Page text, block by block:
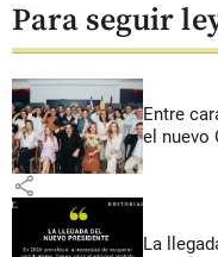
Para seguir
Entre
el nuevo
share
La